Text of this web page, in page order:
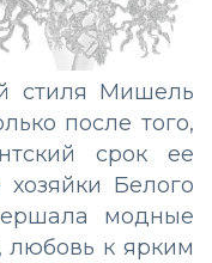
стиля Мишель
после того,
срок ее
хозяйки Белого
модные
любовь к ярким